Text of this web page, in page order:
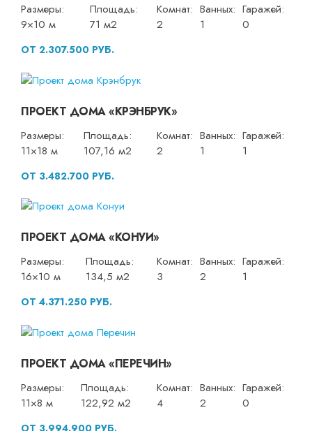
Размеры:
9×10 м
Площадь:
71 м2
Комнат:
2
Ванных:
1
Гаражей:
0
ОТ 2.307.500 РУБ.
ПРОЕКТ ДОМА «КРЭНБРУК»
Размеры:
11×18 м
Площадь:
107,16 м2
Комнат:
2
Ванных:
1
Гаражей:
1
ОТ 3.482.700 РУБ.
ПРОЕКТ ДОМА «КОНУИ»
Размеры:
16×10 м
Площадь:
134,5 м2
Комнат:
3
Ванных:
2
Гаражей:
1
ОТ 4.371.250 РУБ.
ПРОЕКТ ДОМА «ПЕРЕЧИН»
Размеры:
11×8 м
Площадь:
122,92 м2
Комнат:
4
Ванных:
2
Гаражей:
0
ОТ 3.994.900 РУБ.